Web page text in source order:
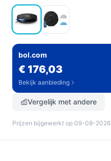
bol.com
€ 176,03
Bekijk aanbieding
Vergelijk met andere
Prijzen bijgewerkt op 09-08-2026